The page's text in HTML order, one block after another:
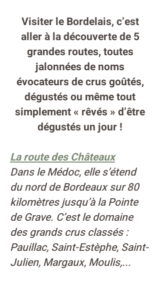
Visiter le Bordelais, c’est
aller à la découverte de 5
grandes routes, toutes
jalonnées de noms
évocateurs de crus goûtés,
dégustés ou même tout
simplement « rêvés » d’être
dégustés un jour !
La route des Châteaux
Dans le Médoc, elle s’étend
du nord de Bordeaux sur 80
kilomètres jusqu’à la Pointe
de Grave. C’est le domaine
des grands crus classés :
Pauillac, Saint-Estèphe, Saint-
Julien, Margaux, Moulis,...